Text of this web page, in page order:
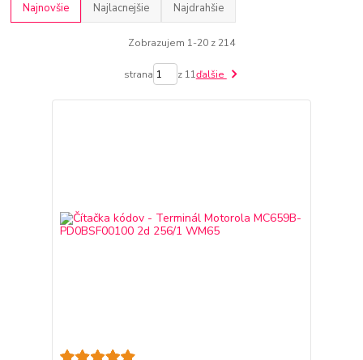
Najnovšie Najlacnejšie Najdrahšie
Zobrazujem 1-20 z 214
strana z 11ďalšie